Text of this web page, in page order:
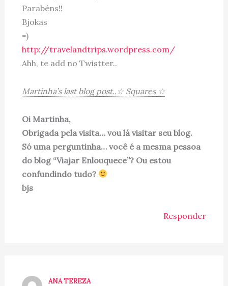
Parabéns!!
Bjokas
=)
http://travelandtrips.wordpress.com/
Ahh, te add no Twistter..
Martinha’s last blog post..☆ Squares ☆
Oi Martinha,
Obrigada pela visita… vou lá visitar seu blog.
Só uma perguntinha… você é a mesma pessoa
do blog “Viajar Enlouquece”? Ou estou
confundindo tudo?
bjs
Responder
ANA TEREZA